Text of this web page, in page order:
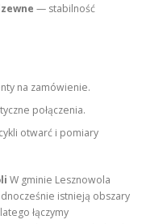
— stabilność
na zamówienie.
połączenia.
otwarć i pomiary
W gminie Lesznowola
istnieją obszary
łączymy